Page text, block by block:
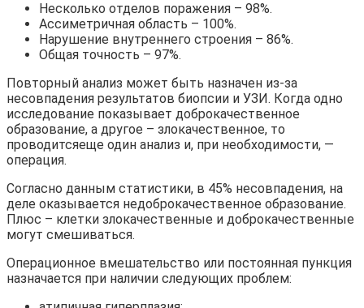
Несколько отделов поражения – 98%.
Ассиметричная область – 100%.
Нарушение внутреннего строения – 86%.
Общая точность – 97%.
Повторный анализ может быть назначен из-за
несовпадения результатов биопсии и УЗИ. Когда одно
исследование показывает доброкачественное
образование, а другое – злокачественное, то
проводитсяеще один анализ и, при необходимости, —
операция.
Согласно данным статистики, в 45% несовпадения, на
деле оказывается недоброкачественное образование.
Плюс – клетки злокачественные и доброкачественные
могут смешиваться.
Операционное вмешательство или постоянная пункция
назначается при наличии следующих проблем: